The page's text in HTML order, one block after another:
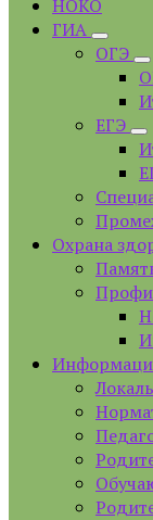
НОКО
ГИА
ОГЭ
ЕГЭ
Охрана